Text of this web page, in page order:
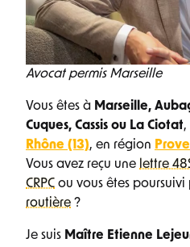
Avocat permis Marseille
Vous êtes à Marseille,
Cuques, Cassis ou La Ciotat,
Rhône (13), en région
Vous avez reçu une lettre
CRPC ou vous êtes poursuivi
routière ?
Je suis Maître Etienne